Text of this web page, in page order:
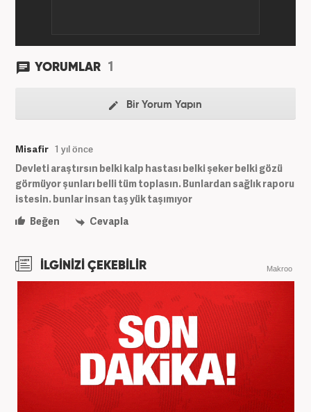
YORUMLAR 1
Bir Yorum Yapın
Misafir 1 yıl önce
Devleti araştırsın belki kalp hastası belki şeker belki gözü
görmüyor şunları belli tüm toplasın. Bunlardan sağlık raporu
istesin. bunlar insan taş yük taşımıyor
Beğen
Cevapla
İLGİNİZİ ÇEKEBİLİR Makroo